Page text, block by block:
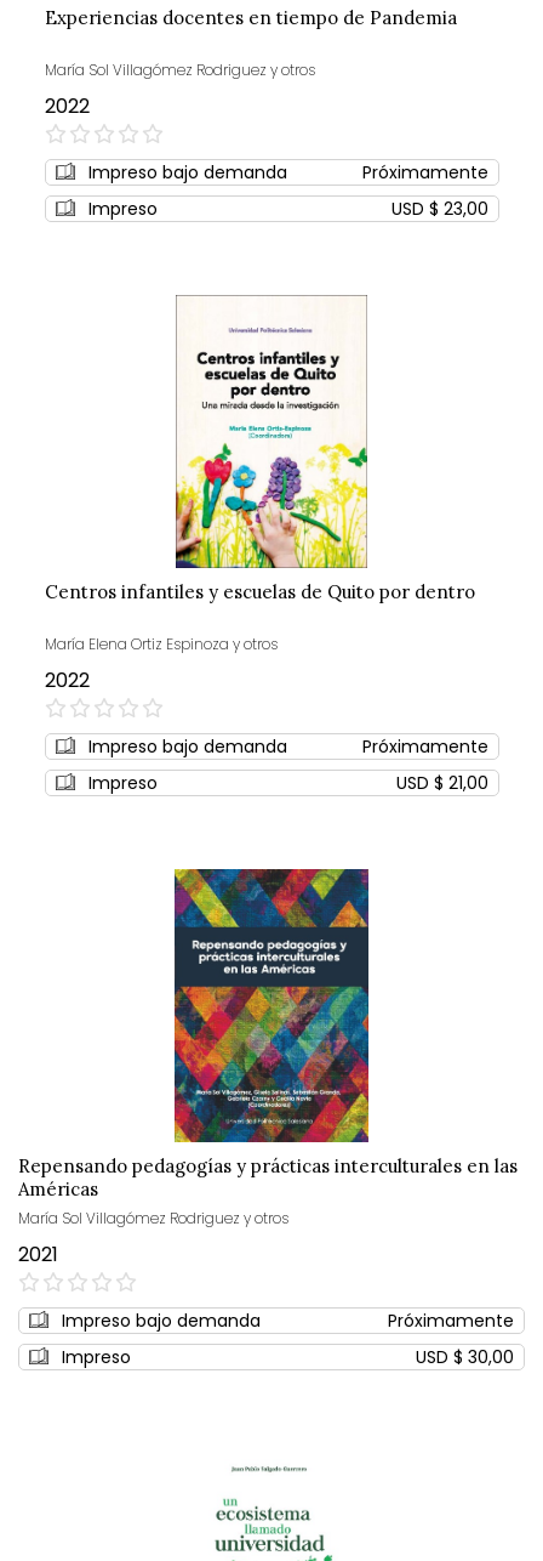
Experiencias docentes en tiempo de Pandemia
María Sol Villagómez Rodriguez y otros
2022
0%
Impreso bajo demanda
Próximamente
Impreso
USD $ 23,00
Centros infantiles y escuelas de Quito por dentro
María Elena Ortiz Espinoza y otros
2022
0%
Impreso bajo demanda
Próximamente
Impreso
USD $ 21,00
Repensando pedagogías y prácticas interculturales en las
Américas
María Sol Villagómez Rodriguez y otros
2021
0%
Impreso bajo demanda
Próximamente
Impreso
USD $ 30,00